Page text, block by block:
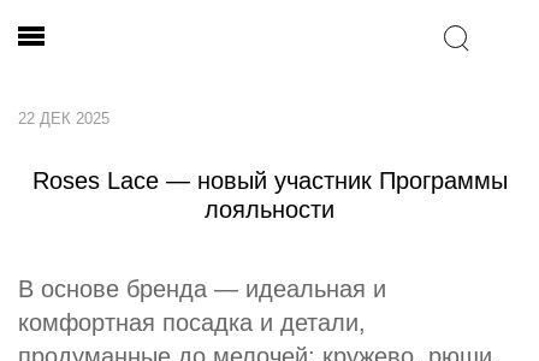
22 ДЕК 2025
Roses Lace — новый участник Программы
лояльности
В основе бренда — идеальная и
комфортная посадка и детали,